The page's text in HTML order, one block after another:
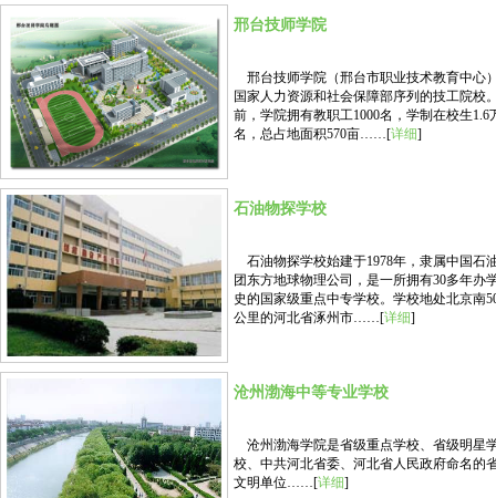
邢台技师学院
邢台技师学院（邢台市职业技术教育中心
国家人力资源和社会保障部序列的技工院校
前，学院拥有教职工1000名，学制在校生1.6
名，总占地面积570亩……[详细]
石油物探学校
石油物探学校始建于1978年，隶属中国石
团东方地球物理公司，是一所拥有30多年办
史的国家级重点中专学校。学校地处北京南
公里的河北省涿州市……[详细]
沧州渤海中等专业学校
沧州渤海学院是省级重点学校、省级明星
校、中共河北省委、河北省人民政府命名的
文明单位……[详细]